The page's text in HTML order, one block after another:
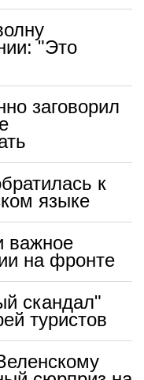
"Это
заговорил
к
языке
важное
на фронте
скандал"
туристов